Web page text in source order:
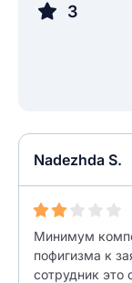
3
Nadezhda S.
Минимум
пофигизма к
сотрудник это